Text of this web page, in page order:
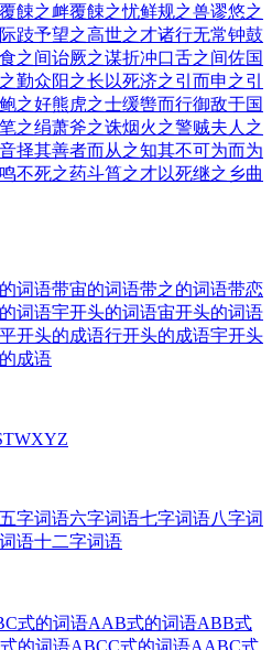
覆餗之衅覆餗之忧鲜规之兽谬悠之
跂予望之高世之才诸行无常钟鼓
之间诒厥之谋折冲口舌之间佐国
勤众阳之长 以死济之引而申之引
之好熊虎之士缓辔而行御敌于国
之绢萧斧之诛烟火之警贼夫人之
择其善者而从之知其不可为而为
不死之药斗筲之才以死继之 乡曲
词语带宙的词语带之的词语带恋
词语宇开头的词语宙开头的词语
平开头的成语行开头的成语宇开头
成语
TWXYZ
五字词语六字词语七字词语八字词
语十二字词语
式的词语AAB式的词语ABB式